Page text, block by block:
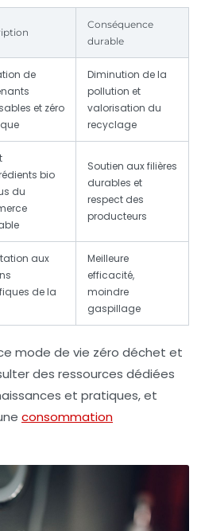
Conséquence
durable
de
et zéro
Diminution de la
pollution et
valorisation du
recyclage
bio
du
Soutien aux filières
durables et
respect des
producteurs
aux
de la
Meilleure
efficacité,
moindre
gaspillage
mode de vie zéro déchet et
des ressources dédiées
et pratiques, et
consommation